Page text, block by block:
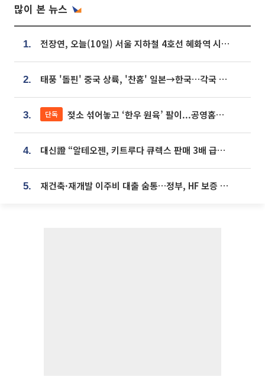
많이 본 뉴스
1. 전장연, 오늘(10일) 서울 지하철 4호선 혜화역 시위…1호선 용산역 무정차
2. 태풍 '돌핀' 중국 상륙, '찬홈' 일본→한국…각국 기상청 예상 경로는?
3. 단독 젖소 섞어놓고 ‘한우 원육’ 팔이...공영홈쇼핑 표기·검증 구멍
4. 대신證 “알테오젠, 키트루다 큐렉스 판매 3배 급증…목표가 41만원 상향”
5. 재건축·재개발 이주비 대출 숨통…정부, HF 보증 신설 추진